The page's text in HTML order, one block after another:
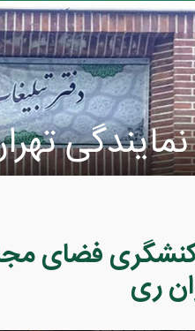
کنشگری فضای
ری